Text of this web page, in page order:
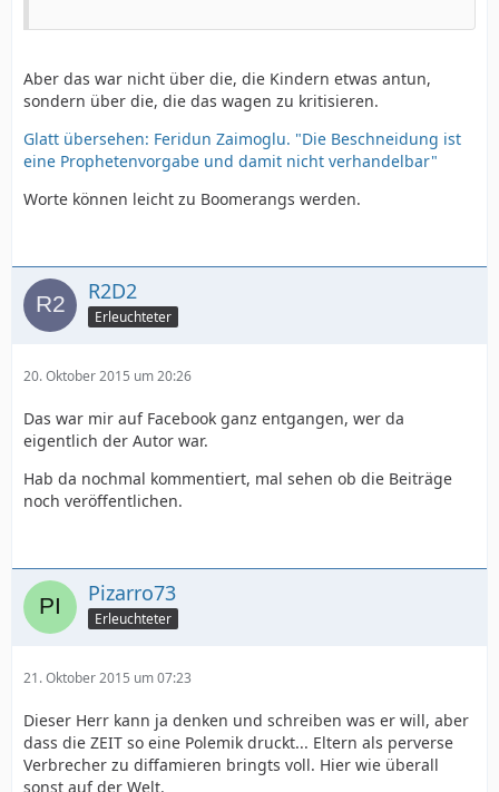
Aber das war nicht über die, die Kindern etwas antun,
sondern über die, die das wagen zu kritisieren.
Glatt übersehen: Feridun Zaimoglu. "Die Beschneidung ist
eine Prophetenvorgabe und damit nicht verhandelbar"
Worte können leicht zu Boomerangs werden.
R2D2
Erleuchteter
20. Oktober 2015 um 20:26
Das war mir auf Facebook ganz entgangen, wer da
eigentlich der Autor war.
Hab da nochmal kommentiert, mal sehen ob die Beiträge
noch veröffentlichen.
Pizarro73
Erleuchteter
21. Oktober 2015 um 07:23
Dieser Herr kann ja denken und schreiben was er will, aber
dass die ZEIT so eine Polemik druckt... Eltern als perverse
Verbrecher zu diffamieren bringts voll. Hier wie überall
sonst auf der Welt.